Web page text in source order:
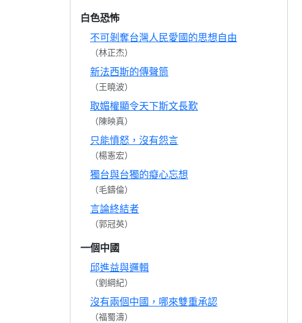
白色恐怖
不可剝奪台灣人民愛國的思想自由
（林正杰）
新法西斯的傳聲筒
（王曉波）
取媚權顯令天下斯文長歎
（陳映真）
只能憤怒，沒有怨言
（楊憲宏）
獨台與台獨的癡心忘想
（毛鑄倫）
言論終結者
（郭冠英）
一個中國
邱進益與邏輯
（劉綱紀）
沒有兩個中國，哪來雙重承認
（福蜀濤）